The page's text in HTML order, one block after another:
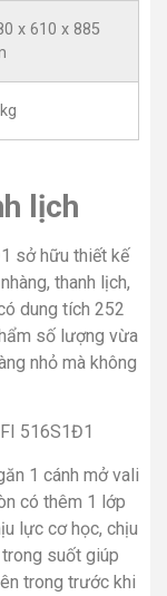
x 610 x 885
lịch
sở hữu thiết kế
thanh lịch,
dung tích 252
số lượng vừa
nhỏ mà không
1 cánh mở vali
có thêm 1 lớp
lực cơ học, chịu
suốt giúp
trong trước khi